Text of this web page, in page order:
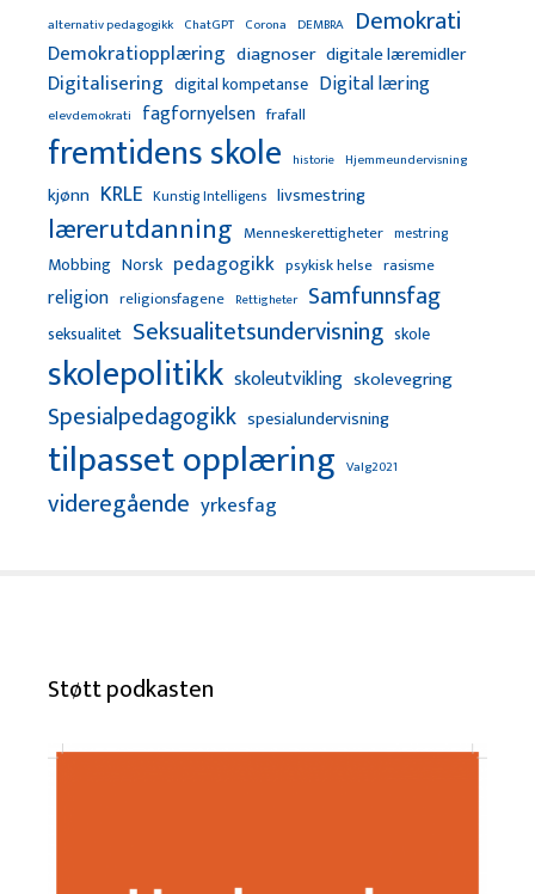
alternativ pedagogikk ChatGPT Corona DEMBRA Demokrati
Demokratiopplæring diagnoser digitale læremidler
Digitalisering digital kompetanse Digital læring
elevdemokrati fagfornyelsen frafall
fremtidens skole historie Hjemmeundervisning
kjønn KRLE Kunstig Intelligens livsmestring
lærerutdanning Menneskerettigheter mestring
Mobbing Norsk pedagogikk psykisk helse rasisme
religion religionsfagene Rettigheter Samfunnsfag
seksualitet Seksualitetsundervisning skole
skolepolitikk skoleutvikling skolevegring
Spesialpedagogikk spesialundervisning
tilpasset opplæring Valg2021
videregående yrkesfag
Støtt podkasten